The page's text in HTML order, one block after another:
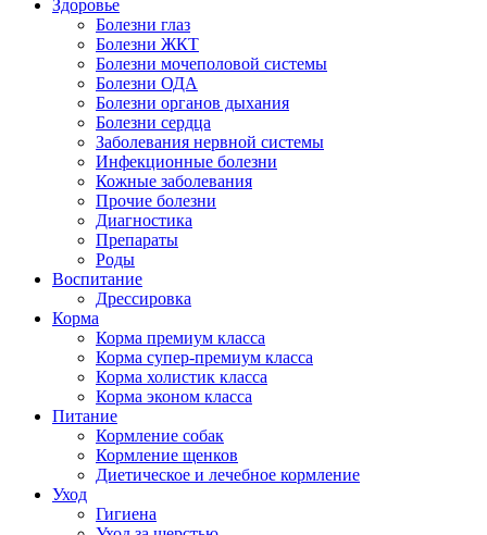
Здоровье
Болезни глаз
Болезни ЖКТ
Болезни мочеполовой системы
Болезни ОДА
Болезни органов дыхания
Болезни сердца
Заболевания нервной системы
Инфекционные болезни
Кожные заболевания
Прочие болезни
Диагностика
Препараты
Роды
Воспитание
Дрессировка
Корма
Корма премиум класса
Корма супер-премиум класса
Корма холистик класса
Корма эконом класса
Питание
Кормление собак
Кормление щенков
Диетическое и лечебное кормление
Уход
Гигиена